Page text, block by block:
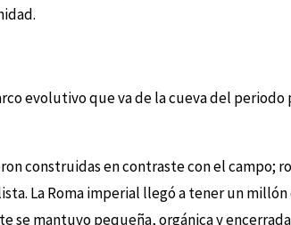
evolutivo que va de la cueva del
construidas en contraste con el campo;
La Roma imperial llegó a tener un
se mantuvo pequeña, orgánica y